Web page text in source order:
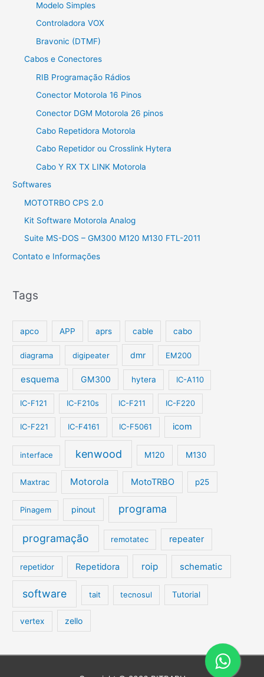
Modelo Simples
Controladora VOX
Bravonic (DTMF)
Cabos e Conectores
RIB Programação Rádios
Conector Motorola 16 Pinos
Conector DGM Motorola 26 pinos
Cabo Repetidora Motorola
Cabo Repetidor ou Crosslink Hytera
Cabo Y RX TX LINK Motorola
Softwares
MOTOTRBO CPS 2.0
Kit Software Motorola Analog
Suite MS-DOS – GM300 M120 M130 FTL-2011
Contato e Informações
Tags
apco APP aprs cable cabo
diagrama digipeater dmr EM200
esquema GM300 hytera IC-A110
IC-F121 IC-F210s IC-F211 IC-F220
IC-F221 IC-F4161 IC-F5061 icom
interface kenwood M120 M130
Maxtrac Motorola MotoTRBO p25
Pinagem pinout programa
programação remotatec repeater
repetidor Repetidora roip schematic
software tait tecnosul Tutorial
vertex zello